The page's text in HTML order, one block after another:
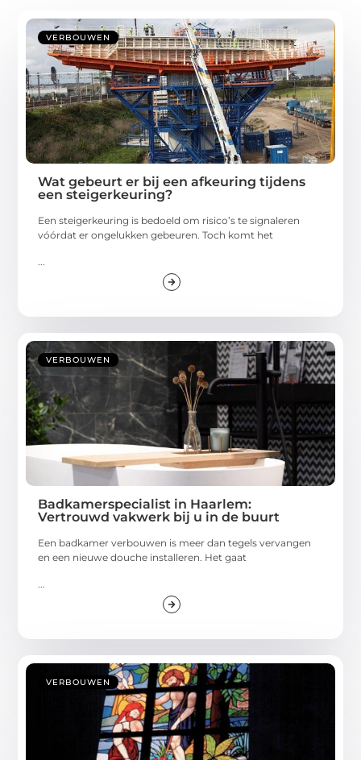
VERBOUWEN
Wat gebeurt er bij een afkeuring tijdens
een steigerkeuring?
Een steigerkeuring is bedoeld om risico’s te signaleren
vóórdat er ongelukken gebeuren. Toch komt het
VERBOUWEN
Badkamerspecialist in Haarlem:
Vertrouwd vakwerk bij u in de buurt
Een badkamer verbouwen is meer dan tegels vervangen
en een nieuwe douche installeren. Het gaat
VERBOUWEN